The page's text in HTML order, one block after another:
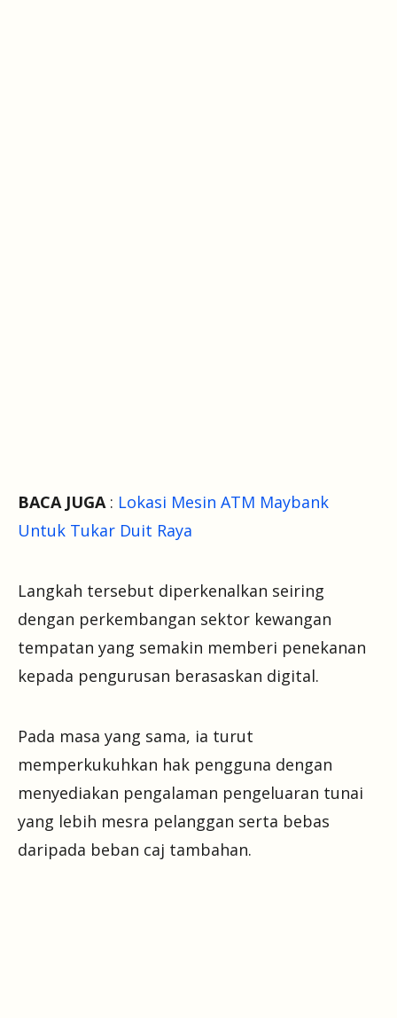
BACA JUGA: Lokasi Mesin ATM Maybank
Untuk Tukar Duit Raya
Langkah tersebut diperkenalkan seiring
dengan perkembangan sektor kewangan
tempatan yang semakin memberi penekanan
kepada pengurusan berasaskan digital.
Pada masa yang sama, ia turut
memperkukuhkan hak pengguna dengan
menyediakan pengalaman pengeluaran tunai
yang lebih mesra pelanggan serta bebas
daripada beban caj tambahan.